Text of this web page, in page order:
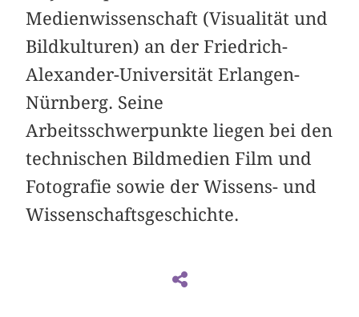
Medienwissenschaft (Visualität und
Bildkulturen) an der Friedrich-
Alexander-Universität Erlangen-
Nürnberg. Seine
Arbeitsschwerpunkte liegen bei den
technischen Bildmedien Film und
Fotografie sowie der Wissens- und
Wissenschaftsgeschichte.